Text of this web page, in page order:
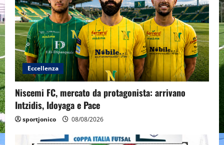
Eccellenza
Niscemi FC, mercato da protagonista: arrivano
Intzidis, Idoyaga e Pace
sportjonico 08/08/2026